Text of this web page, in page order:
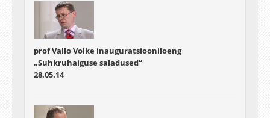
prof Vallo Volke inauguratsiooniloeng
„Suhkruhaiguse saladused“
28.05.14